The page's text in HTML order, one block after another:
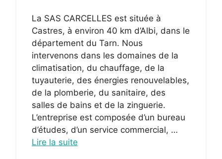
La SAS CARCELLES est située à
Castres, à environ 40 km d’Albi, dans le
département du Tarn. Nous
intervenons dans les domaines de la
climatisation, du chauffage, de la
tuyauterie, des énergies renouvelables,
de la plomberie, du sanitaire, des
salles de bains et de la zinguerie.
L’entreprise est composée d’un bureau
d’études, d’un service commercial, …
Lire la suite